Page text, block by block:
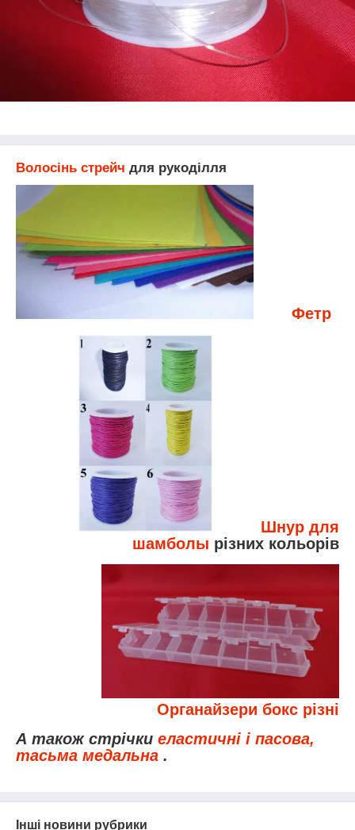
Волосінь стрейч для рукоділля
Фетр
Шнур для
шамболы різних кольорів
Органайзери бокс різні
А також стрічки еластичні і пасова,
тасьма медальна .
Інші новини рубрики